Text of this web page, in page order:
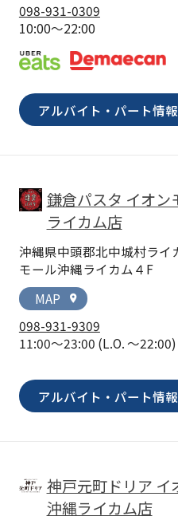
098-931-0309
10:00～22:00
アルバイト・パート情
鎌倉パスタ イオン
ライカム店
沖縄県中頭郡北中城村ライ
モール沖縄ライカム４F
MAP
location_on
098-931-9309
11:00～23:00 (L.O. ～22:00)
アルバイト・パート情
神戸元町ドリア イ
沖縄ライカム店